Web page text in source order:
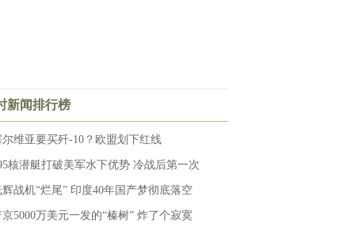
新闻排行榜
尔维亚要买歼-10？欧盟划下红线
核潜艇打破美军水下优势 冷战后第一次
辉战机“烂尾” 印度40年国产梦彻底落空
京5000万美元一发的“榛树” 炸了个寂寞